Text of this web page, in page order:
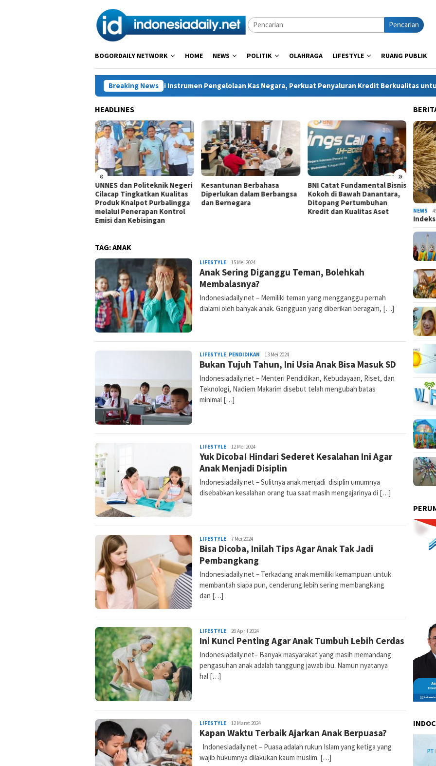
Pencarian
BOGORDAILY NETWORK HOME NEWS POLITIK OLAHRAGA LIFESTYLE RUANG PUBLIK
Breaking News
BRI Dukung Optimalisasi Instrumen Pengelolaan Kas Negara, Perkuat Penyaluran Kredit Berkualitas untuk Mendorong Sektor
HEADLINES
« »
UNNES dan Politeknik Negeri
Cilacap Tingkatkan Kualitas
Produk Knalpot Purbalingga
melalui Penerapan Kontrol
Emisi dan Kebisingan
Kesantunan Berbahasa
Diperlukan dalam Berbangsa
dan Bernegara
BNI Catat Fundamental Bisnis
Kokoh di Bawah Danantara,
Ditopang Pertumbuhan
Kredit dan Kualitas Aset
ARKI
TAG:ANAK
LIFESTYLE Nur
Komalasari
15 Mei 2024
Anak Sering Diganggu Teman, Bolehkah
Membalasnya?
Indonesiadaily.net – Memiliki teman yang mengganggu pernah
dialami oleh banyak anak. Gangguan yang diberikan beragam, […]
LIFESTYLE, PENDIDIKAN Nur
Komalasari
13 Mei 2024
Bukan Tujuh Tahun, Ini Usia Anak Bisa Masuk SD
Indonesiadaily.net – Menteri Pendidikan, Kebudayaan, Riset, dan
Teknologi, Nadiem Makarim disebut telah mengubah batas
minimal […]
LIFESTYLE Nur
Komalasari
12 Mei 2024
Yuk Dicoba! Hindari Sederet Kesalahan Ini Agar
Anak Menjadi Disiplin
Indonesiadaily.net – Sulitnya anak menjadi disiplin umumnya
disebabkan kesalahan orang tua saat masih mengajarinya di […]
LIFESTYLE Nur
Komalasari
7 Mei 2024
Bisa Dicoba, Inilah Tips Agar Anak Tak Jadi
Pembangkang
Indonesiadaily.net – Terkadang anak memiliki kemampuan untuk
membantah siapa pun, cenderung lebih sering membangkang
dan […]
LIFESTYLE Nur
Komalasari
26 April 2024
Ini Kunci Penting Agar Anak Tumbuh Lebih Cerdas
Indonesiadaily.net– Banyak masyarakat yang masih memandang
pengasuhan anak adalah tanggung jawab ibu. Namun nyatanya
hal […]
LIFESTYLE Nur
Komalasari
12 Maret 2024
Kapan Waktu Terbaik Ajarkan Anak Berpuasa?
Indonesiadaily.net – Puasa adalah rukun Islam yang ketiga yang
wajib hukumnya dilakukan kaum muslim. […]
NEWS